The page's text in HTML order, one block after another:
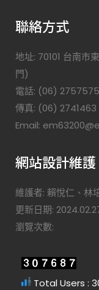
聯絡方式
地址: 70101 台南市
門)
電話: (06)
傳真: (06) 2741463
Email:
網站設計維護
維護者: 賴悅仁、林
更新日期:
瀏覽次數:
Total Users :